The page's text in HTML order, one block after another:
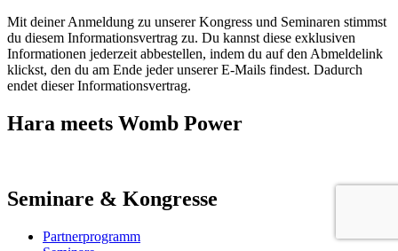
Mit deiner Anmeldung zu unserer Kongress und Seminaren stimmst
du diesem Informationsvertrag zu. Du kannst diese exklusiven
Informationen jederzeit abbestellen, indem du auf den Abmeldelink
klickst, den du am Ende jeder unserer E-Mails findest. Dadurch
endet dieser Informationsvertrag.
Hara meets Womb Power
Seminare & Kongresse
Partnerprogramm